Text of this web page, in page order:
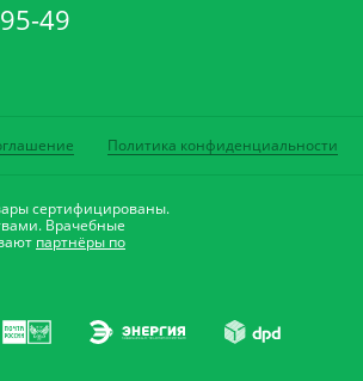
49
Политика конфиденциальности
сертифицированы.
Врачебные
партнёры по